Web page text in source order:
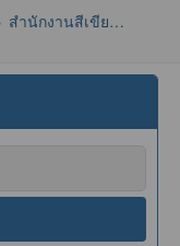
สำนักงานสีเขียว